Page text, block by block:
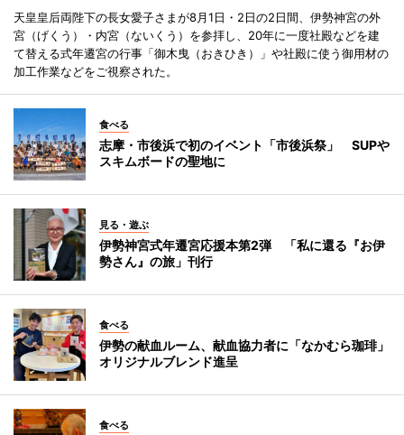
天皇皇后両陛下の長女愛子さまが8月1日・2日の2日間、伊勢神宮の外
宮（げくう）・内宮（ないくう）を参拝し、20年に一度社殿などを建
て替える式年遷宮の行事「御木曳（おきひき）」や社殿に使う御用材の
加工作業などをご視察された。
食べる
志摩・市後浜で初のイベント「市後浜祭」 SUPや
スキムボードの聖地に
見る・遊ぶ
伊勢神宮式年遷宮応援本第2弾 「私に還る『お伊
勢さん』の旅」刊行
食べる
伊勢の献血ルーム、献血協力者に「なかむら珈琲」
オリジナルブレンド進呈
食べる